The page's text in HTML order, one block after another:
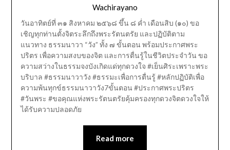
Wachirayano
วันอาทิตย์ที่ ๓๑ สิงหาคม ๒๕๖๘ ขึ้น ๘ ค่ำ เดือนสิบ (๑๐) ขอ
เชิญทุกท่านตั้งจิตระลึกถึงพระรัตนตรัย และปฏิบัติตาม
แนวทาง ธรรมนาวา “วัง” ทั้ง ๗ ขั้นตอน พร้อมประกาศพระ
ปริตร เพื่อความสงบของจิต และการตื่นรู้ในชีวิตประจำวัน ขอ
ความสว่างในธรรมจงบังเกิดแด่ทุกดวงใจ #เย็นศิระเพราะพระ
บริบาล #ธรรมนาวาวัง #ธรรมะเพื่อการตื่นรู้ #หลักปฏิบัติเพื่อ
ความพ้นทุกข์ธรรมนาวาวัง7ขั้นตอน #ประกาศพระปริตร
#วันพระ #ขอคุณแห่งพระรัตนตรัยคุ้มครองทุกดวงจิตดวงใจให้
ได้รับความปลอดภัย
Read more